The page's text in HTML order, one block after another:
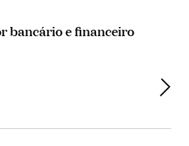
bancário e financeiro